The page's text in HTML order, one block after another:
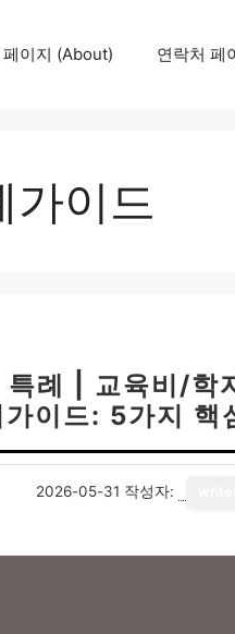
페이지 (About) 연락처 페
가이드
특례 | 교육비/학
가이드: 5가지 핵
2026-05-31 작성자: